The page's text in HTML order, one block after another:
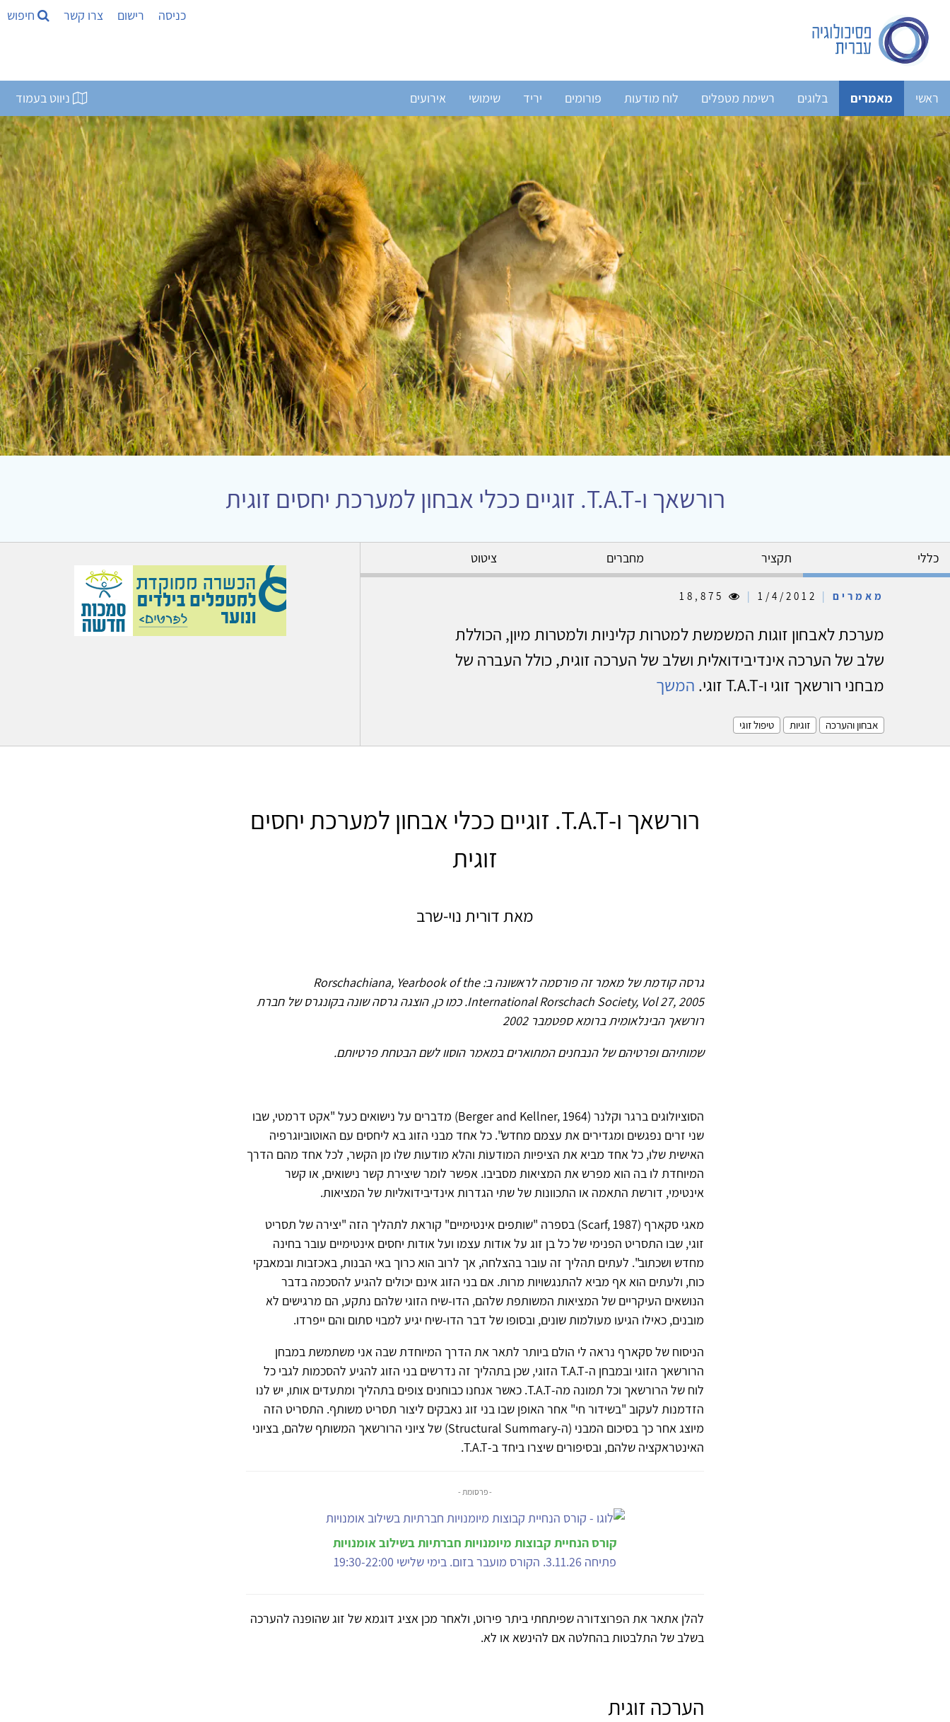
כניסה רישום צרו קשר חיפוש
ראשי מאמרים בלוגים רשימת מטפלים לוח מודעות פורומים יריד שימושי אירועים ניווט בעמוד
רורשאך ו-T.A.T. זוגיים ככלי אבחון למערכת יחסים זוגית
כללי תקציר מחברים ציטוט
מאמרים |
|
מערכת לאבחון זוגות המשמשת למטרות קליניות ולמטרות מיון, הכוללת
שלב של הערכה אינדיבידואלית ושלב של הערכה זוגית, כולל העברה של
מבחני רורשאך זוגי ו-T.A.T זוגי.
המשך
אבחון והערכה זוגיות טיפול זוגי
רורשאך ו-T.A.T. זוגיים ככלי אבחון למערכת יחסים
זוגית
מאת דורית נוי-שרב
גרסה קודמת של מאמר זה פורסמה לראשונה ב: Rorschachiana, Yearbook of the
International Rorschach Society, Vol 27, 2005. כמו כן, הוצגה גרסה שונה בקונגרס של חברת
רורשאך הבינלאומית ברומא ספטמבר 2002
שמותיהם ופרטיהם של הנבחנים המתוארים במאמר הוסוו לשם הבטחת פרטיותם.
הסוציולוגים ברגר וקלנר (Berger and Kellner, 1964) מדברים על נישואים כעל "אקט דרמטי, שבו
שני זרים נפגשים ומגדירים את עצמם מחדש". כל אחד מבני הזוג בא ליחסים עם האוטוביוגרפיה
האישית שלו, כל אחד מביא את הציפיות המודעוֹת והלא מודעות שלו מן הקשר, לכל אחד מהם הדרך
המיוחדת לו בה הוא מפרש את המציאות מסביבו. אפשר לומר שיצירת קשר נישואים, או קשר
אינטימי, דורשת התאמה או התכוונות של שתי הגדרות אינדיבידואליות של המציאות.
מאגי סקארף (Scarf, 1987) בספרה "שותפים אינטימיים" קוראת לתהליך הזה "יצירה של תסריט
זוגי, שבו התסריט הפנימי של כל בן זוג על אודות עצמו ועל אודות יחסים אינטימיים עובר בחינה
מחדש ושכתוב". לעתים תהליך זה עובר בהצלחה, אך לרוב הוא כרוך באי הבנות, באכזבות ובמאבקי
כוח, ולעתים הוא אף מביא להתנגשויות מרות. אם בני הזוג אינם יכולים להגיע להסכמה בדבר
הנושאים העיקריים של המציאות המשותפת שלהם, הדו-שיח הזוגי שלהם נתקע, הם מרגישים לא
מובנים, כאילו הגיעו מעולמות שונים, ובסופו של דבר הדו-שיח יגיע למבוי סתום והם ייפרדו.
הניסוח של סקארף נראה לי הולם ביותר לתאר את הדרך המיוחדת שבה אני משתמשת במבחן
הרורשאך הזוגי ובמבחן ה-T.A.T הזוגי, שכן בתהליך זה נדרשים בני הזוג להגיע להסכמות לגבי כל
לוח של הרורשאך וכל תמונה מה-T.A.T. כאשר אנחנו כבוחנים צופים בתהליך ומתעדים אותו, יש לנו
הזדמנות לעקוב "בשידור חי" אחר האופן שבו בני זוג נאבקים ליצור תסריט משותף. התסריט הזה
מיוצג אחר כך בסיכום המבני (ה-Structural Summary) של ציוני הרורשאך המשותף שלהם, בציוני
האינטראקציה שלהם, ובסיפורים שיצרו ביחד ב-T.A.T.
- פרסומת -
קורס הנחיית קבוצות מיומנויות חברתיות בשילוב אומנויות
פתיחה 3.11.26. הקורס מועבר בזום. בימי שלישי 19:30-22:00
להלן אתאר את הפרוצדורה שפיתחתי ביתר פירוט, ולאחר מכן אציג דוגמא של זוג שהופנה להערכה
בשלב של התלבטות בהחלטה אם להינשא או לא.
הערכה זוגית